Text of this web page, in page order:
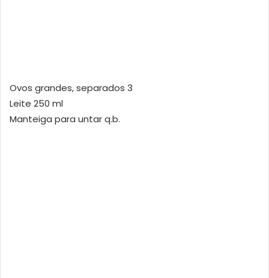
Ovos grandes, separados 3
Leite 250 ml
Manteiga para untar q.b.